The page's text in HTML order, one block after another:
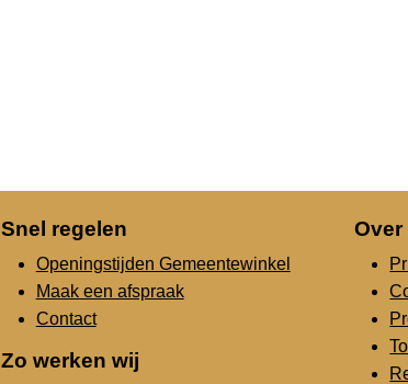
Snel regelen
Openingstijden Gemeentewinkel
Maak een afspraak
Contact
Zo werken wij
Over